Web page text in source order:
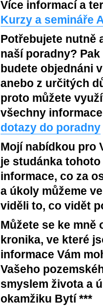
Více informací a
Kurzy a semináře
Potřebujete nutně
naší poradny?
budete objednáni
anebo z určitých
proto můžete
všechny
dotazy do poradny
Mojí nabídkou pro
je studánka
informace, co za
a úkoly můžeme
viděli to, co vidět
Můžete se ke
kronika, ve které
informace Vám
Vašeho
smyslem života a
okamžiku Bytí ***